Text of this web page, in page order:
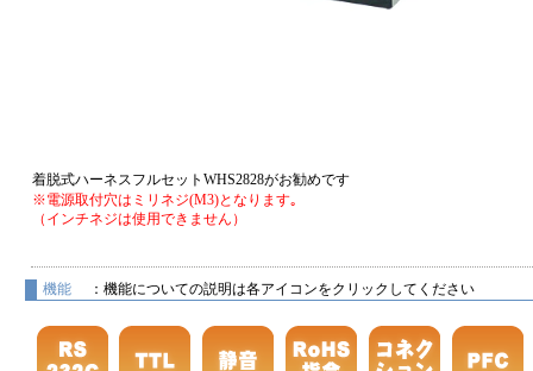
着脱式ハーネスフルセットWHS2828がお勧めです
※電源取付穴はミリネジ(M3)となります｡
（インチネジは使用できません）
機能 ：機能についての説明は各アイコンをクリックしてください